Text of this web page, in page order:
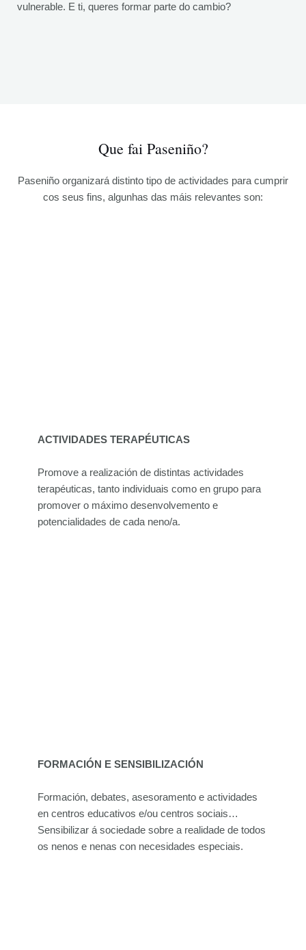
vulnerable. E ti, queres formar parte do cambio?
Que fai Paseniño?
Paseniño organizará distinto tipo de actividades para cumprir
cos seus fins, algunhas das máis relevantes son:
ACTIVIDADES TERAPÉUTICAS
Promove a realización de distintas actividades
terapéuticas, tanto individuais como en grupo para
promover o máximo desenvolvemento e
potencialidades de cada neno/a.
FORMACIÓN E SENSIBILIZACIÓN
Formación, debates, asesoramento e actividades
en centros educativos e/ou centros sociais…
Sensibilizar á sociedade sobre a realidade de todos
os nenos e nenas con necesidades especiais.